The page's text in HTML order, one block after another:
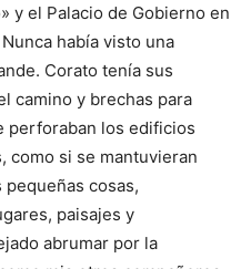
y el Palacio de Gobierno en
había visto una
Corato tenía sus
camino y brechas para
perforaban los edificios
como si se mantuvieran
pequeñas cosas,
paisajes y
abrumar por la